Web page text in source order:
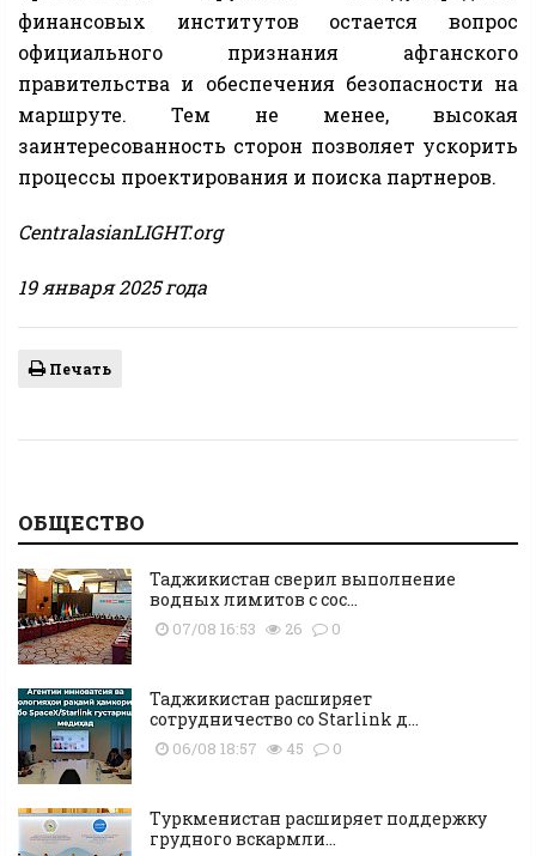
финансовых институтов остается вопрос
официального признания афганского
правительства и обеспечения безопасности на
маршруте. Тем не менее, высокая
заинтересованность сторон позволяет ускорить
процессы проектирования и поиска партнеров.
CentralasianLIGHT.org
19 января 2025 года
Печать
ОБЩЕСТВО
Таджикистан сверил выполнение
водных лимитов с сос...
07/08 16:53 26 0
Таджикистан расширяет
сотрудничество со Starlink д...
06/08 18:57 45 0
Туркменистан расширяет поддержку
грудного вскармли...